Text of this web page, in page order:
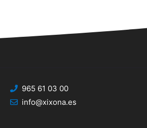
965 61 03 00
info@xixona.es